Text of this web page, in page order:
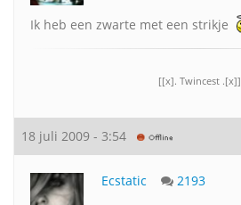
Ik heb een zwarte met een strikje
[[x]. Twincest .[x]]
18 juli 2009 - 3:54
Ecstatic 2193